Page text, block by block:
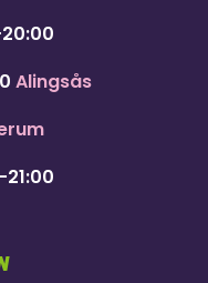
Alingsås